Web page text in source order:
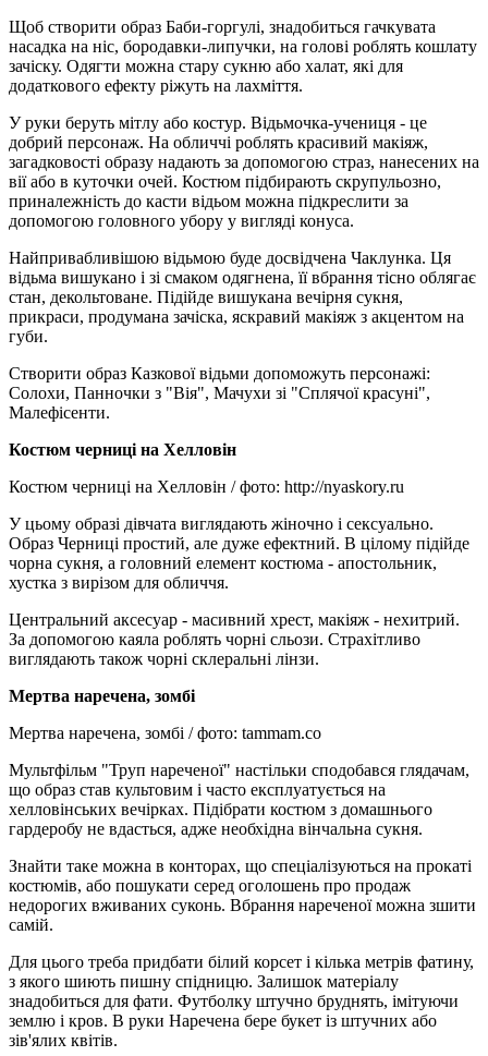
Щоб створити образ Баби-горгулі, знадобиться гачкувата
насадка на ніс, бородавки-липучки, на голові роблять кошлату
зачіску. Одягти можна стару сукню або халат, які для
додаткового ефекту ріжуть на лахміття.
У руки беруть мітлу або костур. Відьмочка-учениця - це
добрий персонаж. На обличчі роблять красивий макіяж,
загадковості образу надають за допомогою страз, нанесених на
вії або в куточки очей. Костюм підбирають скрупульозно,
приналежність до касти відьом можна підкреслити за
допомогою головного убору у вигляді конуса.
Найпривабливішою відьмою буде досвідчена Чаклунка. Ця
відьма вишукано і зі смаком одягнена, її вбрання тісно облягає
стан, декольтоване. Підійде вишукана вечірня сукня,
прикраси, продумана зачіска, яскравий макіяж з акцентом на
губи.
Створити образ Казкової відьми допоможуть персонажі:
Солохи, Панночки з "Вія", Мачухи зі "Сплячої красуні",
Малефісенти.
Костюм черниці на Хелловін
Костюм черниці на Хелловін / фото: http://nyaskory.ru
У цьому образі дівчата виглядають жіночно і сексуально.
Образ Черниці простий, але дуже ефектний. В цілому підійде
чорна сукня, а головний елемент костюма - апостольник,
хустка з вирізом для обличчя.
Центральний аксесуар - масивний хрест, макіяж - нехитрий.
За допомогою каяла роблять чорні сльози. Страхітливо
виглядають також чорні склеральні лінзи.
Мертва наречена, зомбі
Мертва наречена, зомбі / фото: tammam.co
Мультфільм "Труп нареченої" настільки сподобався глядачам,
що образ став культовим і часто експлуатується на
хелловінських вечірках. Підібрати костюм з домашнього
гардеробу не вдасться, адже необхідна вінчальна сукня.
Знайти таке можна в конторах, що спеціалізуються на прокаті
костюмів, або пошукати серед оголошень про продаж
недорогих вживаних суконь. Вбрання нареченої можна зшити
самій.
Для цього треба придбати білий корсет і кілька метрів фатину,
з якого шиють пишну спідницю. Залишок матеріалу
знадобиться для фати. Футболку штучно бруднять, імітуючи
землю і кров. В руки Наречена бере букет із штучних або
зів'ялих квітів.